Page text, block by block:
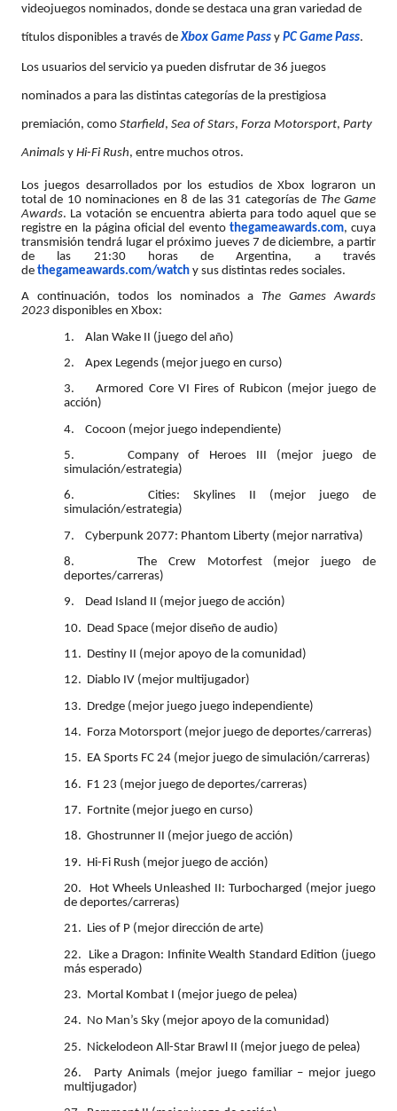
videojuegos nominados, donde se destaca una gran variedad de
títulos disponibles a través deXbox Game Pass y PC Game Pass.
Los usuarios del servicio ya pueden disfrutar de 36 juegos
nominados a para las distintas categorías de la prestigiosa
premiación, como Starfield, Sea of Stars, Forza Motorsport, Party
Animals y Hi-Fi Rush, entre muchos otros.
Los juegos desarrollados por los estudios de Xbox lograron un
total de 10 nominaciones en 8 de las 31 categorías de The Game
Awards. La votación se encuentra abierta para todo aquel que se
registre en la página oficial del evento thegameawards.com, cuya
transmisión tendrá lugar el próximo jueves 7 de diciembre, a partir
de las 21:30 horas de Argentina, a través
de thegameawards.com/watch y sus distintas redes sociales.
A continuación, todos los nominados aThe Games Awards
2023 disponibles en Xbox:
1.
Alan Wake II (juego del año)
2.
Apex Legends (mejor juego en curso)
3.
Armored Core VI Fires of Rubicon (mejor juego de
acción)
4.
Cocoon (mejor juego independiente)
5.
Company of Heroes III (mejor juego de
simulación/estrategia)
6.
Cities: Skylines II (mejor juego de
simulación/estrategia)
7.
Cyberpunk 2077: Phantom Liberty (mejor narrativa)
8.
The Crew Motorfest (mejor juego de
deportes/carreras)
9.
Dead Island II (mejor juego de acción)
10. Dead Space (mejor diseño de audio)
11. Destiny II (mejor apoyo de la comunidad)
12. Diablo IV (mejor multijugador)
13. Dredge (mejor juego juego independiente)
14. Forza Motorsport (mejor juego de deportes/carreras)
15. EA Sports FC 24 (mejor juego de simulación/carreras)
16. F1 23 (mejor juego de deportes/carreras)
17. Fortnite (mejor juego en curso)
18. Ghostrunner II (mejor juego de acción)
19. Hi-Fi Rush (mejor juego de acción)
20.
Hot Wheels Unleashed II: Turbocharged (mejor juego
de deportes/carreras)
21. Lies of P (mejor dirección de arte)
22.
Like a Dragon: Infinite Wealth Standard Edition (juego
más esperado)
23. Mortal Kombat I (mejor juego de pelea)
24. No Man’s Sky (mejor apoyo de la comunidad)
25. Nickelodeon All-Star Brawl II (mejor juego de pelea)
26.
Party Animals (mejor juego familiar – mejor juego
multijugador)